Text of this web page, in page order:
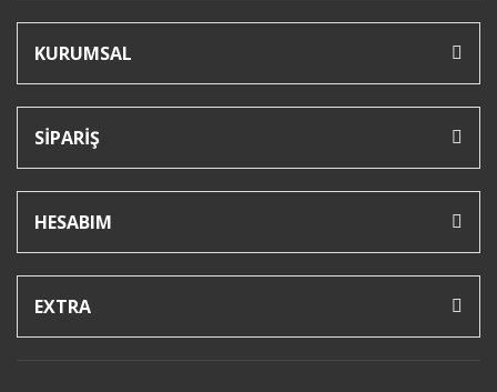
KURUMSAL
SİPARİŞ
HESABIM
EXTRA